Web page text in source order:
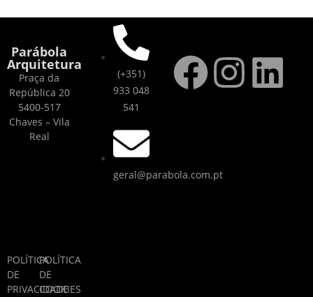
Parábola
Arquitetura
Praça da
República 20
5400-517
Chaves – Vila
Real
(+351)
933 048
541
geral@parabola.com.pt
POLÍTICA
DE
PRIVACIDADE
POLÍTICA
DE
COOKIES